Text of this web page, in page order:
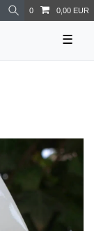
0 0,00 EUR
☰